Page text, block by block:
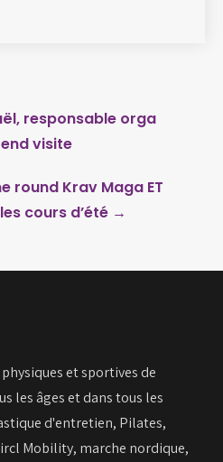
responsable orga
visite
round Krav Maga ET
les cours d’été →
et sportives de
les âges et dans tous les
d'entretien, Pilates,
Mobility, marche nordique,